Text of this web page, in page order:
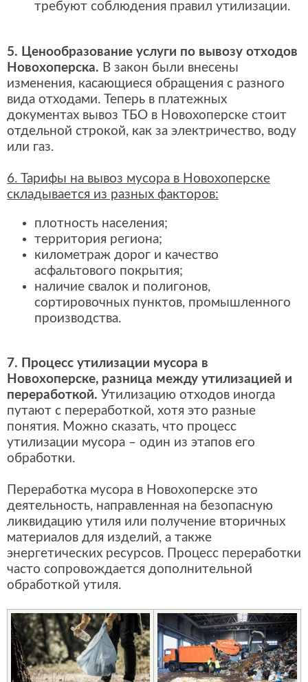
требуют соблюдения правил утилизации.
5. Ценообразование услуги по вывозу отходов
Новохоперска. В закон были внесены
изменения, касающиеся обращения с разного
вида отходами. Теперь в платежных
документах вывоз ТБО в Новохоперске стоит
отдельной строкой, как за электричество, воду
или газ.
6. Тарифы на вывоз мусора в Новохоперске
складывается из разных факторов:
плотность населения;
территория региона;
километраж дорог и качество
асфальтового покрытия;
наличие свалок и полигонов,
сортировочных пунктов, промышленного
производства.
7. Процесс утилизации мусора в
Новохоперске, разница между утилизацией и
переработкой. Утилизацию отходов иногда
путают с переработкой, хотя это разные
понятия. Можно сказать, что процесс
утилизации мусора – один из этапов его
обработки.
Переработка мусора в Новохоперске это
деятельность, направленная на безопасную
ликвидацию утиля или получение вторичных
материалов для изделий, а также
энергетических ресурсов. Процесс переработки
часто сопровождается дополнительной
обработкой утиля.